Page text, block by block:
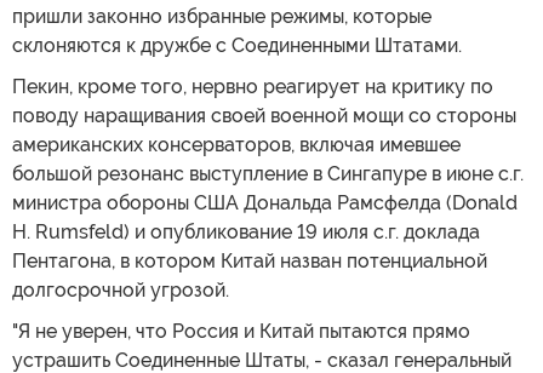
пришли законно избранные режимы, которые
склоняются к дружбе с Соединенными Штатами.
Пекин, кроме того, нервно реагирует на критику по
поводу наращивания своей военной мощи со стороны
американских консерваторов, включая имевшее
большой резонанс выступление в Сингапуре в июне с.г.
министра обороны США Дональда Рамсфелда (Donald
H. Rumsfeld) и опубликование 19 июля с.г. доклада
Пентагона, в котором Китай назван потенциальной
долгосрочной угрозой.
"Я не уверен, что Россия и Китай пытаются прямо
устрашить Соединенные Штаты, - сказал генеральный